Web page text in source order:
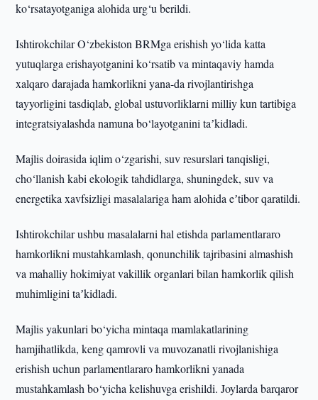
ko‘rsatayotganiga alohida urg‘u berildi.
Ishtirokchilar O‘zbekiston BRMga erishish yo‘lida katta
yutuqlarga erishayotganini ko‘rsatib va mintaqaviy hamda
xalqaro darajada hamkorlikni yana-da rivojlantirishga
tayyorligini tasdiqlab, global ustuvorliklarni milliy kun tartibiga
integratsiyalashda namuna bo‘layotganini taʼkidladi.
Majlis doirasida iqlim o‘zgarishi, suv resurslari tanqisligi,
cho‘llanish kabi ekologik tahdidlarga, shuningdek, suv va
energetika xavfsizligi masalalariga ham alohida eʼtibor qaratildi.
Ishtirokchilar ushbu masalalarni hal etishda parlamentlararo
hamkorlikni mustahkamlash, qonunchilik tajribasini almashish
va mahalliy hokimiyat vakillik organlari bilan hamkorlik qilish
muhimligini taʼkidladi.
Majlis yakunlari bo‘yicha mintaqa mamlakatlarining
hamjihatlikda, keng qamrovli va muvozanatli rivojlanishiga
erishish uchun parlamentlararo hamkorlikni yanada
mustahkamlash bo‘yicha kelishuvga erishildi. Joylarda barqaror